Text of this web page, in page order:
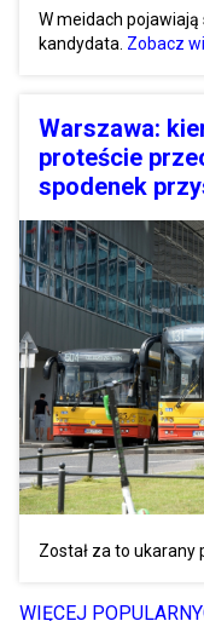
W meidach
kandydata. Zobacz
Warszawa:
proteście
spodenek
Został za to ukarany
WIĘCEJ